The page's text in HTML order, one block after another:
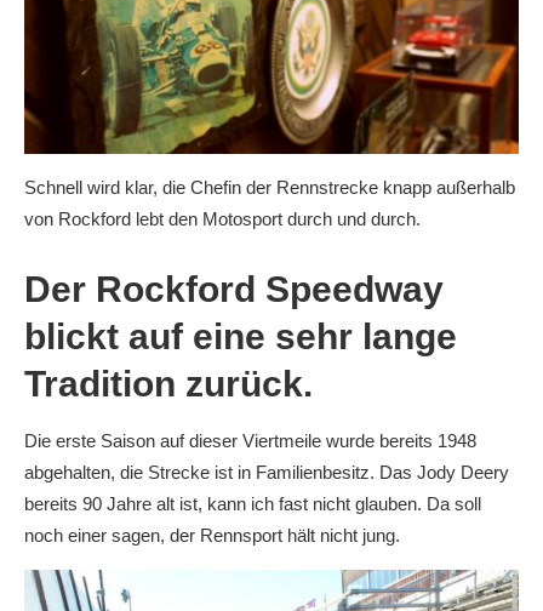
Schnell wird klar, die Chefin der Rennstrecke knapp außerhalb
von Rockford lebt den Motosport durch und durch.
Der Rockford Speedway
blickt auf eine sehr lange
Tradition zurück.
Die erste Saison auf dieser Viertmeile wurde bereits 1948
abgehalten, die Strecke ist in Familienbesitz. Das Jody Deery
bereits 90 Jahre alt ist, kann ich fast nicht glauben. Da soll
noch einer sagen, der Rennsport hält nicht jung.